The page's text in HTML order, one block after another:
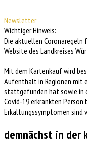
Newsletter
Wichtiger Hinweis:
Die aktuellen
Website des Landkreises
Mit dem Kartenkauf wird
Aufenthalt in Regionen mit
stattgefunden hat sowie in
Covid-19 erkrankten Person
Erkältungssymptomen sind
demnächst in der